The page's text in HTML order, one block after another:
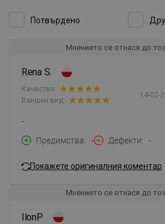
Потвърдено
Мнението се отнася до
Rena S.
14-02-
Качество:
Външен вид:
-
Предимства
- Дефекти -
Покажете оригиналния коментар
Мнението се отнася до
IlonP